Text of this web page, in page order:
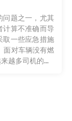
问题之一，尤其
计算不准确而导
取一些应急措施
面对车辆没有燃
越多司机的...